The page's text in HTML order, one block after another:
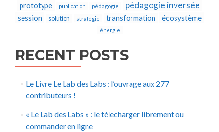
prototype publication pédagogie pédagogie inversée
session solution stratégie transformation écosystème
énergie
RECENT POSTS
Le Livre Le Lab des Labs : l’ouvrage aux 277
contributeurs !
« Le Lab des Labs » : le télecharger librement ou
commander en ligne